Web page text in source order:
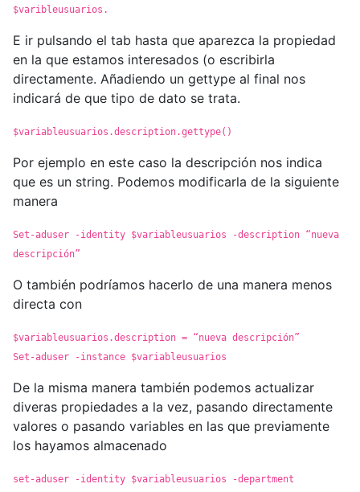
$varibleusuarios.
E ir pulsando el tab hasta que aparezca la propiedad
en la que estamos interesados (o escribirla
directamente. Añadiendo un gettype al final nos
indicará de que tipo de dato se trata.
$variableusuarios.description.gettype()
Por ejemplo en este caso la descripción nos indica
que es un string. Podemos modificarla de la siguiente
manera
Set-aduser -identity $variableusuarios -description “nueva
descripción”
O también podríamos hacerlo de una manera menos
directa con
$variableusuarios.description = “nueva descripción”
Set-aduser -instance $variableusuarios
De la misma manera también podemos actualizar
diveras propiedades a la vez, pasando directamente
valores o pasando variables en las que previamente
los hayamos almacenado
set-aduser -identity $variableusuarios -department